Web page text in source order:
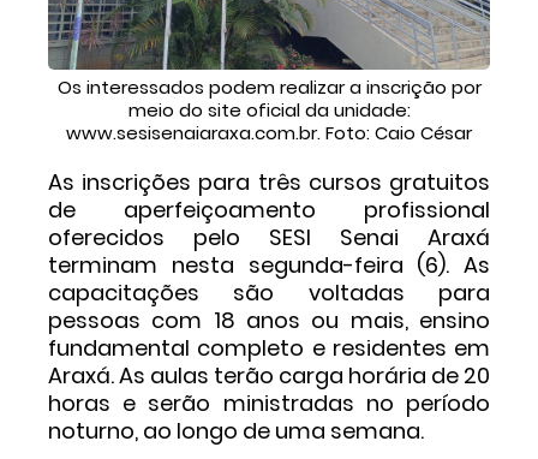
Os interessados podem realizar a inscrição por
meio do site oficial da unidade:
www.sesisenaiaraxa.com.br. Foto: Caio César
As inscrições para três cursos gratuitos
de aperfeiçoamento profissional
oferecidos pelo SESI Senai Araxá
terminam nesta segunda-feira (6). As
capacitações são voltadas para
pessoas com 18 anos ou mais, ensino
fundamental completo e residentes em
Araxá. As aulas terão carga horária de 20
horas e serão ministradas no período
noturno, ao longo de uma semana.